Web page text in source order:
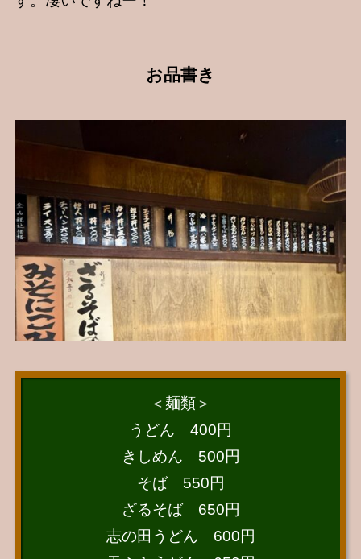
お品書き
＜麺類＞
うどん 400円
きしめん 500円
そば 550円
ざるそば 650円
志の田うどん 600円